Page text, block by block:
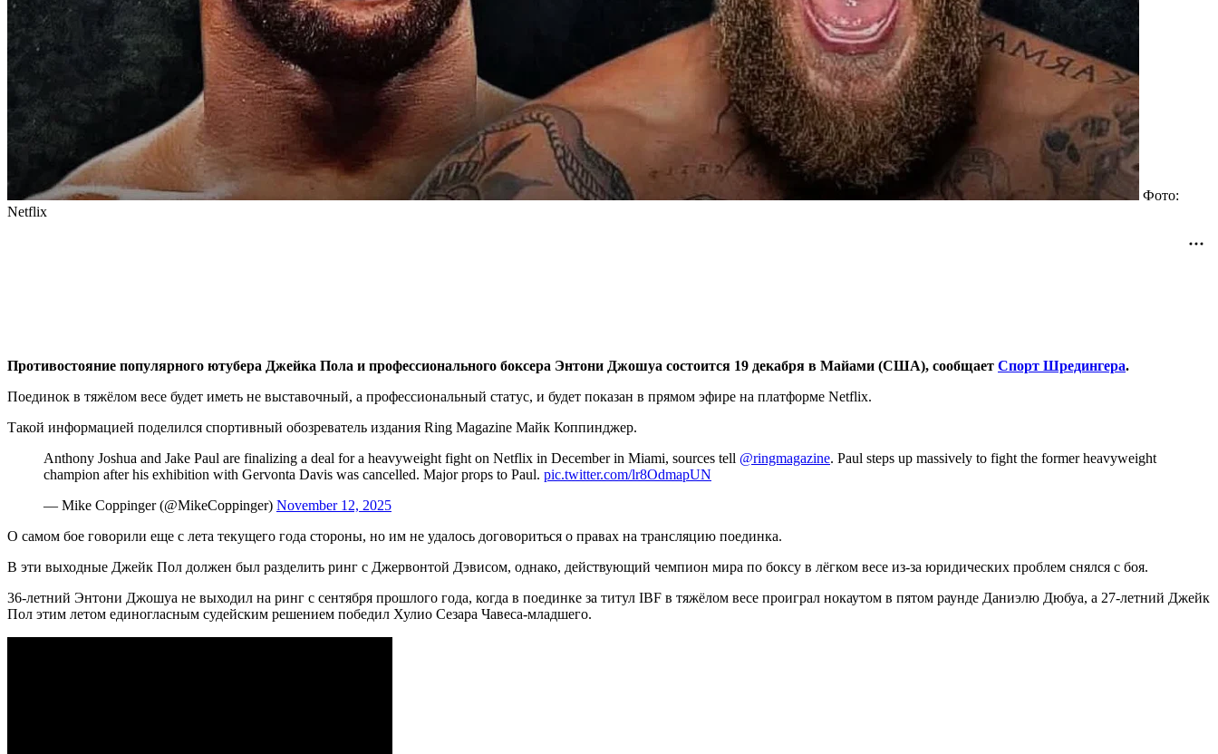
Фото:
Netflix
Противостояние популярного ютубера Джейка Пола и профессионального боксера Энтони Джошуа состоится 19 декабря в Майами (США), сообщает Спорт Шредингера.
Поединок в тяжёлом весе будет иметь не выставочный, а профессиональный статус, и будет показан в прямом эфире на платформе Netflix.
Такой информацией поделился спортивный обозреватель издания Ring Magazine Майк Коппинджер.
Anthony Joshua and Jake Paul are finalizing a deal for a heavyweight fight on Netflix in December in Miami, sources tell @ringmagazine. Paul steps up massively to fight the former heavyweight
champion after his exhibition with Gervonta Davis was cancelled. Major props to Paul. pic.twitter.com/lr8OdmapUN
— Mike Coppinger (@MikeCoppinger) November 12, 2025
О самом бое говорили еще с лета текущего года стороны, но им не удалось договориться о правах на трансляцию поединка.
В эти выходные Джейк Пол должен был разделить ринг с Джервонтой Дэвисом, однако, действующий чемпион мира по боксу в лёгком весе из-за юридических проблем снялся с боя.
36-летний Энтони Джошуа не выходил на ринг с сентября прошлого года, когда в поединке за титул IBF в тяжёлом весе проиграл нокаутом в пятом раунде Даниэлю Дюбуа, а 27-летний Джейк
Пол этим летом единогласным судейским решением победил Хулио Сезара Чавеса-младшего.